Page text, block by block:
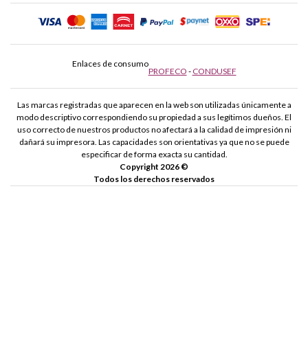
Enlaces de consumo
PROFECO - CONDUSEF
Las marcas registradas que aparecen en la web son utilizadas únicamente a
modo descriptivo correspondiendo su propiedad a sus legítimos dueños. El
uso correcto de nuestros productos no afectará a la calidad de impresión ni
dañará su impresora. Las capacidades son orientativas ya que no se puede
especificar de forma exacta su cantidad.
Copyright 2026 ©
Todos los derechos reservados